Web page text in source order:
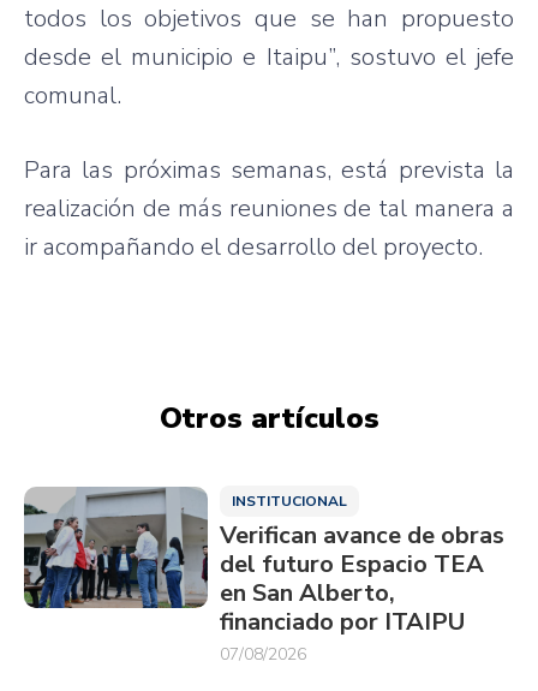
todos los objetivos que se han propuesto
desde el municipio e Itaipu”, sostuvo el jefe
comunal.
Para las próximas semanas, está prevista la
realización de más reuniones de tal manera a
ir acompañando el desarrollo del proyecto.
Otros artículos
INSTITUCIONAL
Verifican avance de obras
del futuro Espacio TEA
en San Alberto,
financiado por ITAIPU
07/08/2026